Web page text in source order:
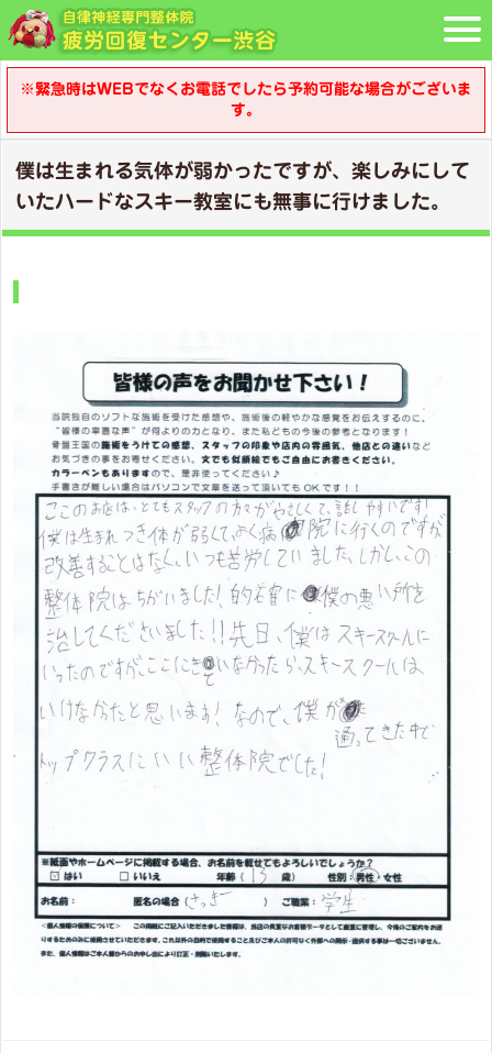
※緊急時はWEBでなくお電話でしたら予約可能な場合がございま
す。
僕は生まれる気体が弱かったですが、楽しみにして
いたハードなスキー教室にも無事に行けました。